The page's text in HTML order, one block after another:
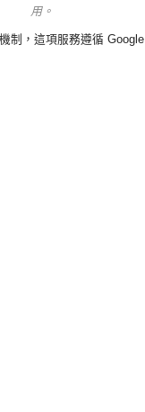
用。
制，這項服務遵循 Google